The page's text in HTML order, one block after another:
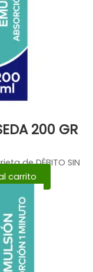
200 GR
de DÉBITO SIN
carrito